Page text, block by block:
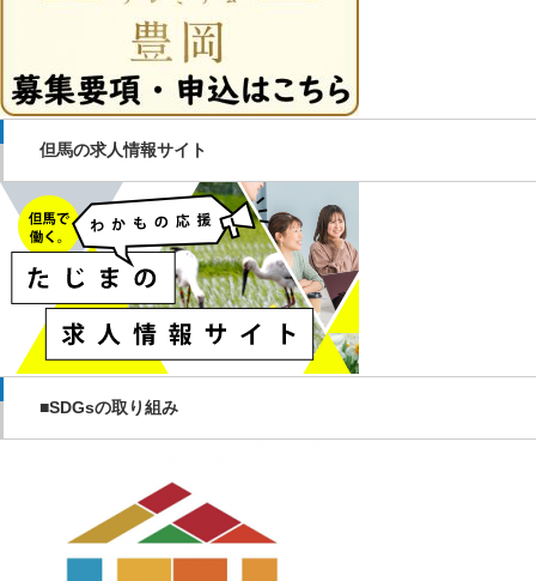
但馬の求人情報サイト
■SDGsの取り組み